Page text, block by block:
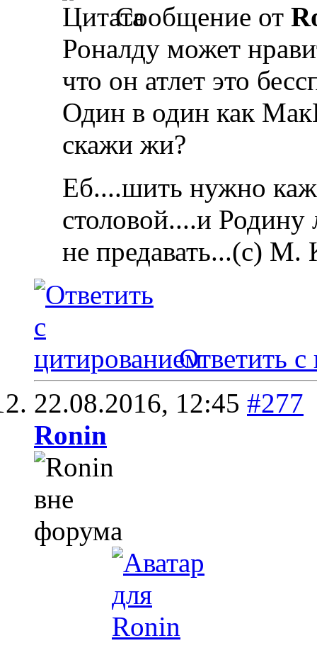
Сообщение от
Роналду может
что он атлет это
Один в один как
скажи жи?
Еб....шить нужно
столовой....и
не предавать...(с) М.
Ответить с
22.08.2016, 12:45 #277
Ronin